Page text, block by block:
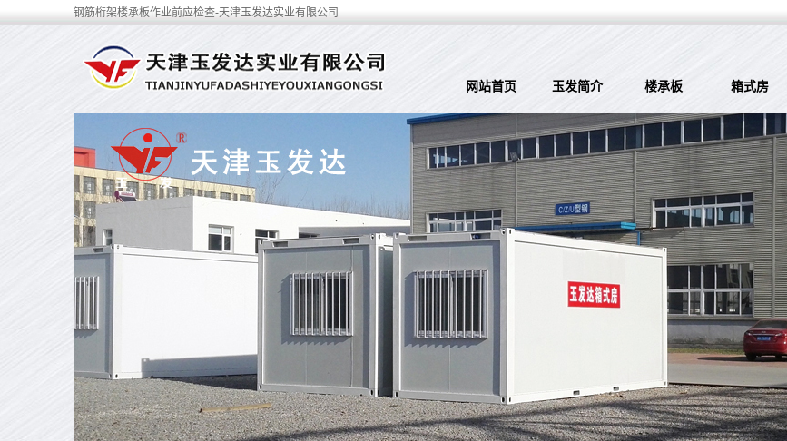
钢筋桁架楼承板作业前应检查-天津玉发达实业有限公司
网站首页 玉发简介 楼承板 箱式房